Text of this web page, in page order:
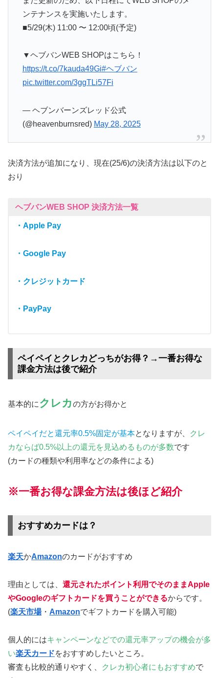
ンテナンスを実施いたします。
■5/29(木) 11:00 〜 12:00頃(予定)
▼ヘブバンWEB SHOPはこちら！
https://t.co/7kauda49Gi#ヘブバン
pic.twitter.com/3ggTLi57Fi
— ヘブンバーンズレッド公式
(@heavenburnsred) May 28, 2025
決済方法が追加になり、現在(25/6)の決済方法は以下のと
おり
ヘブバンWEB SHOP 決済方法一覧
・Apple Pay
・Google Pay
・クレジットカード
・PayPay
ペイペイとクレカどっちがお得？→一番お得な
課金方法は後で紹介
基本的にクレカの方がお得かと
ペイペイだと還元率0.5%固定が基本となりますが、
クレ
カならば0.5%以上の還元を見込めるものが多数です
(カードの種類や利用率などの条件による)
※一番お得な課金方法は後ほど紹介
おすすめカードは？
楽天かAmazonのカードがおすすめ
理由としては、 還元されたポイント利用でそのままApple
やGoogleのギフトカードを買うことができるからです。
(楽天市場・ Amazonでギフトカードを購入可能)
個人的にはキャンペーンなどでの還元率アップの機会が多
い楽天カードをおすすめしたいところ。
審査も比較的通りやすく、
クレカ初心者にもおすすめで